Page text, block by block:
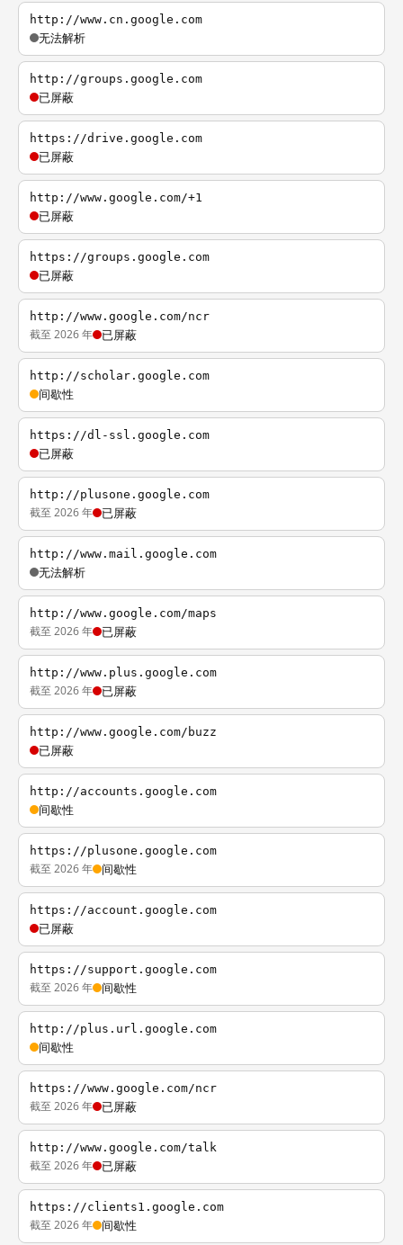
http://www.cn.google.com
无法解析
http://groups.google.com
已屏蔽
https://drive.google.com
已屏蔽
http://www.google.com/+1
已屏蔽
https://groups.google.com
已屏蔽
http://www.google.com/ncr
截至 2026 年 已屏蔽
http://scholar.google.com
间歇性
https://dl-ssl.google.com
已屏蔽
http://plusone.google.com
截至 2026 年 已屏蔽
http://www.mail.google.com
无法解析
http://www.google.com/maps
截至 2026 年 已屏蔽
http://www.plus.google.com
截至 2026 年 已屏蔽
http://www.google.com/buzz
已屏蔽
http://accounts.google.com
间歇性
https://plusone.google.com
截至 2026 年 间歇性
https://account.google.com
已屏蔽
https://support.google.com
截至 2026 年 间歇性
http://plus.url.google.com
间歇性
https://www.google.com/ncr
截至 2026 年 已屏蔽
http://www.google.com/talk
截至 2026 年 已屏蔽
https://clients1.google.com
截至 2026 年 间歇性